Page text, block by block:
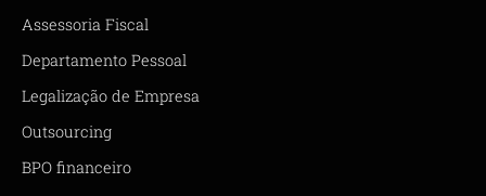
Assessoria Fiscal
Departamento Pessoal
Legalização de Empresa
Outsourcing
BPO financeiro